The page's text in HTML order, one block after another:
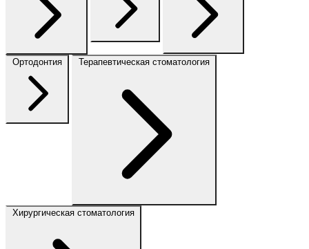
Ортодонтия Терапевтическая стоматология
Хирургическая стоматология